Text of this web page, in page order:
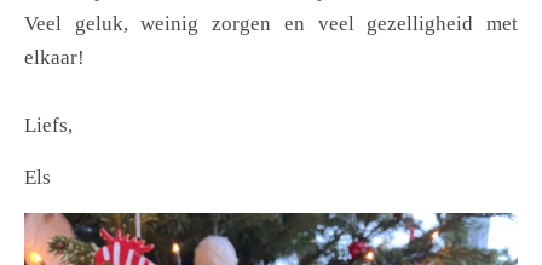
Veel geluk, weinig zorgen en veel gezelligheid met
elkaar!
Liefs,
Els